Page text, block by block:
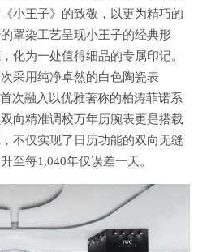
小王子》的致敬，以更为精巧的
罩染工艺呈现小王子的经典形
化为一处值得细品的专属印记。
采用纯净卓然的白色陶瓷表
次融入以优雅著称的柏涛菲诺系
向精准调校万年历腕表更是搭载
不仅实现了日历功能的双向无缝
至每1,040年仅误差一天。